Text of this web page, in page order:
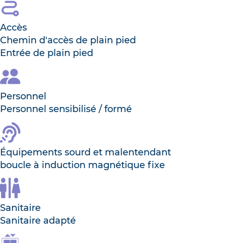
Accès
Chemin d'accès de plain pied
Entrée de plain pied
Personnel
Personnel sensibilisé / formé
Équipements sourd et malentendant
boucle à induction magnétique fixe
Sanitaire
Sanitaire adapté